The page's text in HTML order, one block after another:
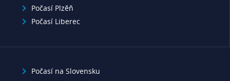
Počasí Plzěň
Počasí Liberec
Počasí na Slovensku